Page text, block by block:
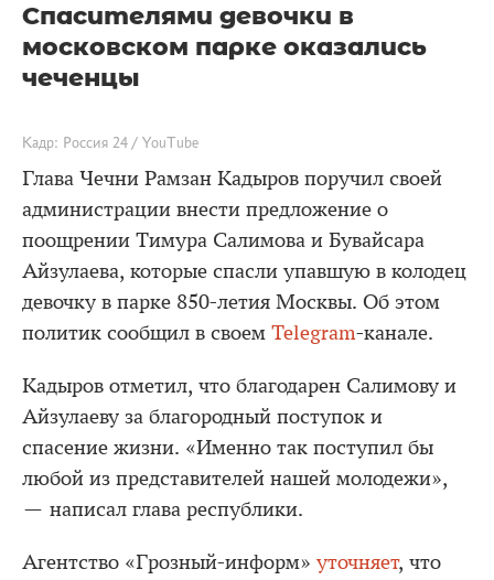
Спасителями девочки в
московском парке оказались
чеченцы
Кадр: Россия 24 / YouTube
Глава Чечни Рамзан Кадыров поручил своей
администрации внести предложение о
поощрении Тимура Салимова и Бувайсара
Айзулаева, которые спасли упавшую в колодец
девочку в парке 850-летия Москвы. Об этом
политик сообщил в своем Telegram-канале.
Кадыров отметил, что благодарен Салимову и
Айзулаеву за благородный поступок и
спасение жизни. «Именно так поступил бы
любой из представителей нашей молодежи»,
— написал глава республики.
Агентство «Грозный-информ» уточняет, что